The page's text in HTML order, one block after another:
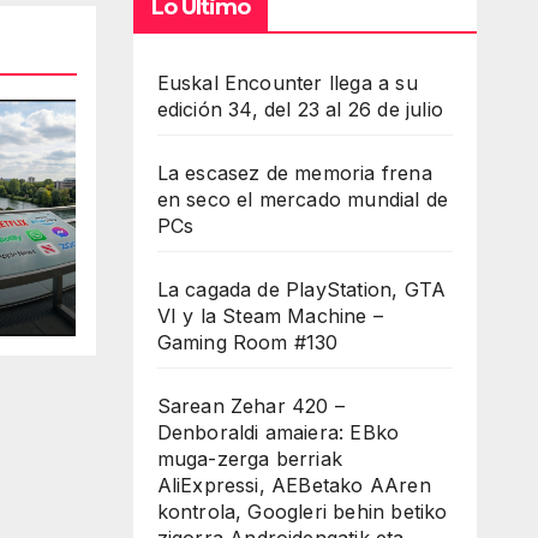
Lo Último
Euskal Encounter llega a su
edición 34, del 23 al 26 de julio
La escasez de memoria frena
en seco el mercado mundial de
PCs
La cagada de PlayStation, GTA
VI y la Steam Machine –
Gaming Room #130
Sarean Zehar 420 –
Denboraldi amaiera: EBko
muga-zerga berriak
AliExpressi, AEBetako AAren
kontrola, Googleri behin betiko